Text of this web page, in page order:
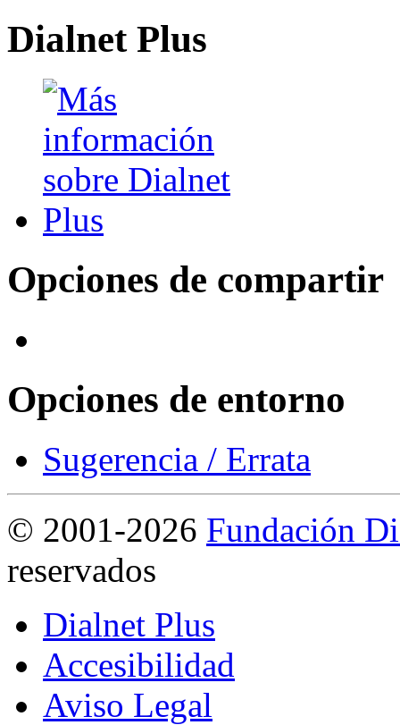
Dialnet Plus
Opciones de compartir
Opciones de entorno
Sugerencia / Errata
© 2001-2026 Fundación
reservados
Dialnet Plus
Accesibilidad
Aviso Legal